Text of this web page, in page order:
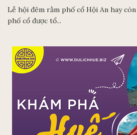
Lễ hội đêm rằm phố cổ Hội An hay
phố cổ được tổ...